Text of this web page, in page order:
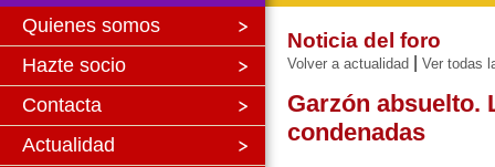
Quienes somos
Hazte socio
Contacta
Actualidad
Noticia del foro
Volver a actualidad Ver todas
Garzón absuelto.
condenadas